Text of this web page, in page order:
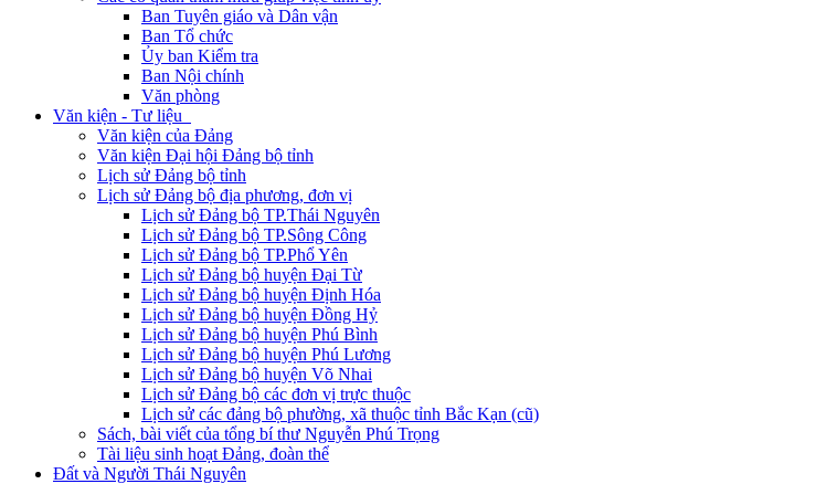
Ban Tuyên giáo và Dân vận
Ban Tổ chức
Ủy ban Kiểm tra
Ban Nội chính
Văn phòng
Văn kiện - Tư liệu
Văn kiện của Đảng
Văn kiện Đại hội Đảng bộ tỉnh
Lịch sử Đảng bộ tỉnh
Lịch sử Đảng bộ địa phương, đơn vị
Lịch sử Đảng bộ TP.Thái Nguyên
Lịch sử Đảng bộ TP.Sông Công
Lịch sử Đảng bộ TP.Phổ Yên
Lịch sử Đảng bộ huyện Đại Từ
Lịch sử Đảng bộ huyện Định Hóa
Lịch sử Đảng bộ huyện Đồng Hỷ
Lịch sử Đảng bộ huyện Phú Bình
Lịch sử Đảng bộ huyện Phú Lương
Lịch sử Đảng bộ huyện Võ Nhai
Lịch sử Đảng bộ các đơn vị trực thuộc
Lịch sử các đảng bộ phường, xã thuộc tỉnh Bắc Kạn (cũ)
Sách, bài viết của tổng bí thư Nguyễn Phú Trọng
Tài liệu sinh hoạt Đảng, đoàn thể
Đất và Người Thái Nguyên